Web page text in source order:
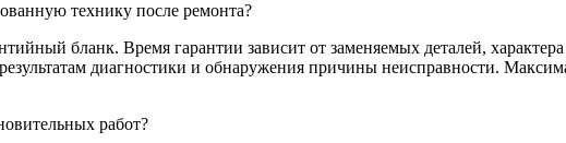
технику после ремонта?
бланк. Время гарантии зависит от заменяемых деталей,
диагностики и обнаружения причины неисправности.
работ?